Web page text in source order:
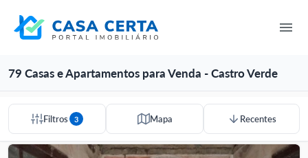
79 Casas e Apartamentos para Venda - Castro Verde
Filtros 3 Mapa Recentes